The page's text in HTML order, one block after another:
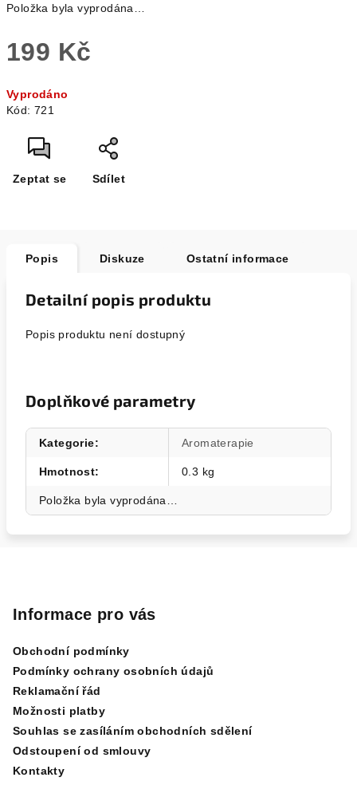
Položka byla vyprodána…
199 Kč
cena:
Vyprodáno
Kód: 721
Zeptat se Sdílet
Popis Diskuze Ostatní informace
Detailní popis produktu
Popis produktu není dostupný
Doplňkové parametry
Kategorie: Aromaterapie
Hmotnost: 0.3 kg
Položka byla vyprodána…
Informace pro vás
Obchodní podmínky
Podmínky ochrany osobních údajů
Reklamační řád
Možnosti platby
Souhlas se zasíláním obchodních sdělení
Odstoupení od smlouvy
Kontakty